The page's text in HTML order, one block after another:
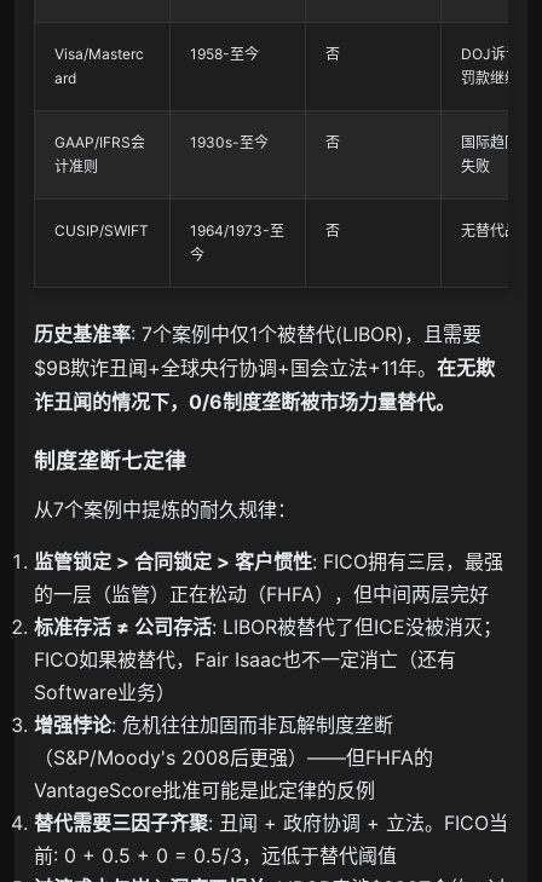
Visa/Masterc
ard
1958-至今 否
DOJ诉讼→
罚款继续运
GAAP/IFRS会
计准则
1930s-至今 否
国际趋同尝
失败
CUSIP/SWIFT
1964/1973-至
今
否 无替代品出
历史基准率: 7个案例中仅1个被替代(LIBOR)，且需要
$9B欺诈丑闻+全球央行协调+国会立法+11年。 在无欺
诈丑闻的情况下，0/6制度垄断被市场力量替代。
制度垄断七定律
从7个案例中提炼的耐久规律：
监管锁定 > 合同锁定 > 客户惯性: FICO拥有三层，最强
的一层（监管）正在松动（FHFA），但中间两层完好
标准存活 ≠ 公司存活: LIBOR被替代了但ICE没被消灭；
FICO如果被替代，Fair Isaac也不一定消亡（还有
Software业务）
增强悖论: 危机往往加固而非瓦解制度垄断
（S&P/Moody's 2008后更强）——但FHFA的
VantageScore批准可能是此定律的反例
替代需要三因子齐聚: 丑闻 + 政府协调 + 立法。FICO当
前: 0 + 0.5 + 0 = 0.5/3，远低于替代阈值